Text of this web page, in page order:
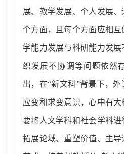
展、教学发展、个人发展
个方面，且每个方面应相互
学能力发展与科研能力发
织发展不协调等问题依然
出，在“新文科”背景下，外
应变和求变意识，心中有
要将人文学科和社会学科进
拓展论域、重塑价值、主